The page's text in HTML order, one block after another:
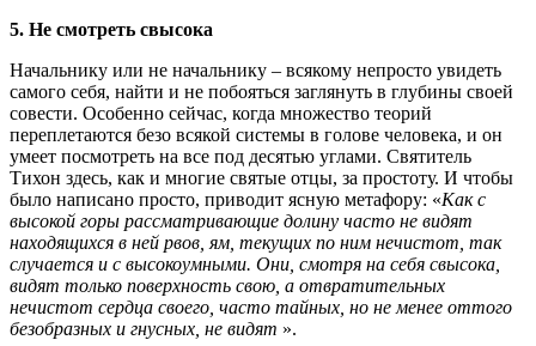
5. Не смотреть свысока
Начальнику или не начальнику – всякому непросто увидеть
самого себя, найти и не побояться заглянуть в глубины своей
совести. Особенно сейчас, когда множество теорий
переплетаются безо всякой системы в голове человека, и он
умеет посмотреть на все под десятью углами. Святитель
Тихон здесь, как и многие святые отцы, за простоту. И чтобы
было написано просто, приводит ясную метафору: «Как с
высокой горы рассматривающие долину часто не видят
находящихся в ней рвов, ям, текущих по ним нечистот, так
случается и с высокоумными. Они, смотря на себя свысока,
видят только поверхность свою, а отвратительных
нечистот сердца своего, часто тайных, но не менее оттого
безобразных и гнусных, не видят ».